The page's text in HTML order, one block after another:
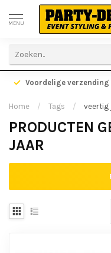
MENU
Voordelige
Home / Tags / veertig
PRODUCTEN
JAAR